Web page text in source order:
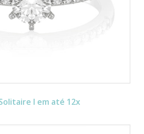
I em até 12x